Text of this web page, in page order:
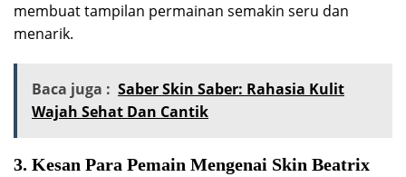
membuat tampilan permainan semakin seru dan
menarik.
Baca juga : Saber Skin Saber: Rahasia Kulit
Wajah Sehat Dan Cantik
3. Kesan Para Pemain Mengenai Skin Beatrix